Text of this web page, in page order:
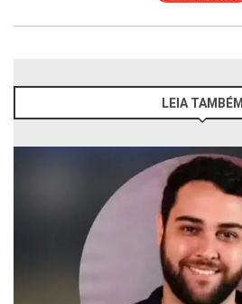
LEIA TAMBÉM